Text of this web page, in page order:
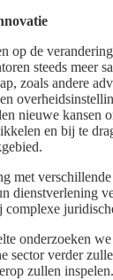
op de
steeds meer
zoals andere
nieuwe kansen
en bij te
met
dienstverlening
complexe
onderzoeken
sector verder
zullen inspelen.